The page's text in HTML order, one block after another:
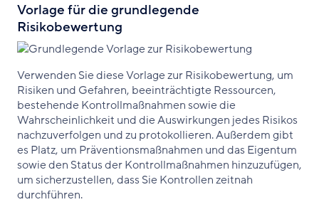
Vorlage für die grundlegende
Risikobewertung
Verwenden Sie diese Vorlage zur Risikobewertung, um
Risiken und Gefahren, beeinträchtigte Ressourcen,
bestehende Kontrollmaßnahmen sowie die
Wahrscheinlichkeit und die Auswirkungen jedes Risikos
nachzuverfolgen und zu protokollieren. Außerdem gibt
es Platz, um Präventionsmaßnahmen und das Eigentum
sowie den Status der Kontrollmaßnahmen hinzuzufügen,
um sicherzustellen, dass Sie Kontrollen zeitnah
durchführen.